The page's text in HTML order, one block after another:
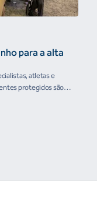
para a alta
atletas e
protegidos são